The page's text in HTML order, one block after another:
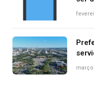
de
março